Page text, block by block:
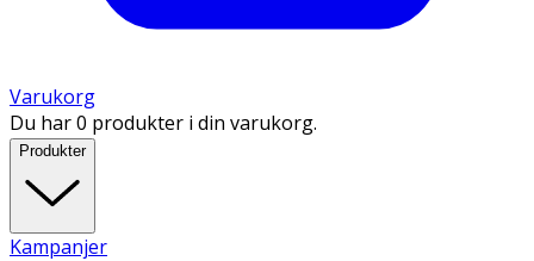
Varukorg
Du har 0 produkter i din varukorg.
Produkter
Kampanjer